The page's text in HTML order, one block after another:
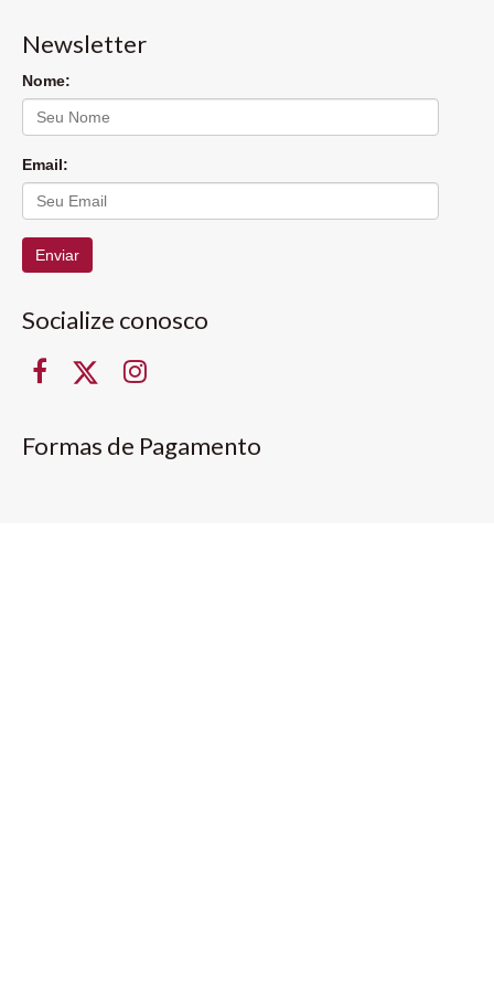
Newsletter
Nome:
Email:
Enviar
Socialize conosco
Formas de Pagamento